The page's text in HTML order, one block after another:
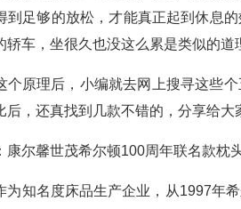
到足够的放松，才能真正起到休息
轿车，坐很久也没这么累是类似的道
个原理后，小编就去网上搜寻这些
后，还真找到几款不错的，分享给大
康尔馨世茂希尔顿100周年联名款枕
为知名度床品生产企业，从1997年